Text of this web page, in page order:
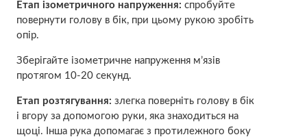
Етап ізометричного напруження: спробуйте
повернути голову в бік, при цьому рукою зробіть
опір.
Зберігайте ізометричне напруження м’язів
протягом 10-20 секунд.
Етап розтягування: злегка поверніть голову в бік
і вгору за допомогою руки, яка знаходиться на
щоці. Інша рука допомагає з протилежного боку